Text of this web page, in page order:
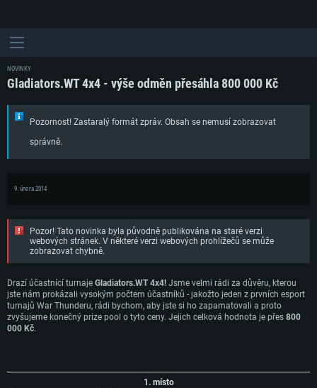
NOVINKY
Gladiators.WT 4x4 - výše odměn přesáhla 800 000 Kč
Pozornost! Zastaralý formát zpráv. Obsah se nemusí zobrazovat
správně.
9. února 2014
Pozor! Tato novinka byla původně publikována na staré verzi
webových stránek. V některé verzi webových prohlížečů se může
zobrazovat chybně.
Drazí účastnící turnaje Gladiators.WT 4x4! Jsme velmi rádi za důvěru, kterou
jste nám prokázali vysokým počtem účastníků - jakožto jeden z prvních esport
turnajů War Thunderu, rádi bychom, aby jste si ho zapamatovali a proto
zvyšujeme konečný prize pool o tyto ceny. Jejich celková hodnota je přes 800
000 Kč.
1. místo